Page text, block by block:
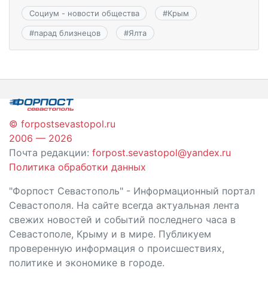
Социум - новости общества #Крым
#парад близнецов #Ялта
© forpostsevastopol.ru
2006 — 2026
Почта редакции: forpost.sevastopol@yandex.ru
Политика обработки данных
"Форпост Севастополь" - Информационный портал
Севастополя. На сайте всегда актуальная лента
свежих новостей и событий последнего часа в
Севастополе, Крыму и в мире. Публикуем
проверенную информация о происшествиях,
политике и экономике в городе.